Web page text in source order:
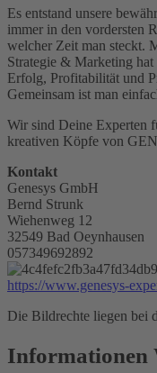
Es entstand unsere
immer in den vordersten
welcher Zeit man steckt.
Strategie & Marketing
Erfolg, Profitabilität und
Gemeinsam ist man
Wir sind Deine Experten
kreativen Köpfe von
Kontakt
Genesys GmbH
Bernd Strunk
Wiehenweg 12
32549 Bad Oeynhausen
057349692892
https://www.genesys-
Die Bildrechte liegen bei
Informationen